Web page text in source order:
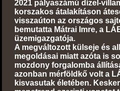
2021 pályaszámú dízel-
korszakos átalakításon
visszaúton az országos
bemutatta Mátrai Imre, a
üzemigazgatója.
A megváltozott külseje és
megoldásai miatt azóta is
mozdony forgalomba
azonban mérföldkő volt a
kisvasutak életében.